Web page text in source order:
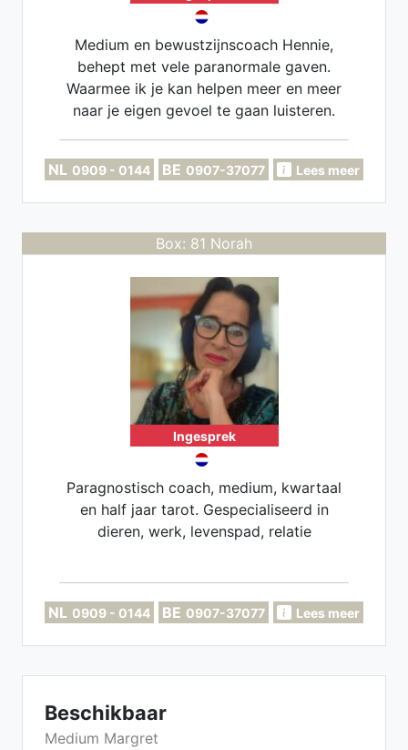
Medium en bewustzijnscoach Hennie,
behept met vele paranormale gaven.
Waarmee ik je kan helpen meer en meer
naar je eigen gevoel te gaan luisteren.
ga je leven naar eigen keuzes
NL 0909 - 0144 BE 0907-37077 Lees meer
Box: 81 Norah
Ingesprek
Paragnostisch coach, medium, kwartaal
en half jaar tarot. Gespecialiseerd in
dieren, werk, levenspad, relatie
NL 0909 - 0144 BE 0907-37077 Lees meer
Beschikbaar
Medium Margret